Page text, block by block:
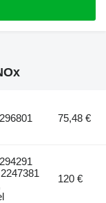
75,48 €
120 €